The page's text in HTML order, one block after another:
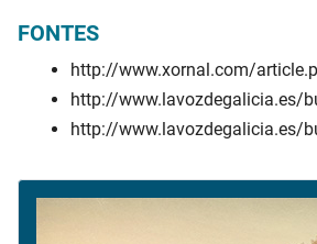
FONTES
http://www.xornal.com/
http://www.lavozdegalicia.es/
http://www.lavozdegalicia.es/